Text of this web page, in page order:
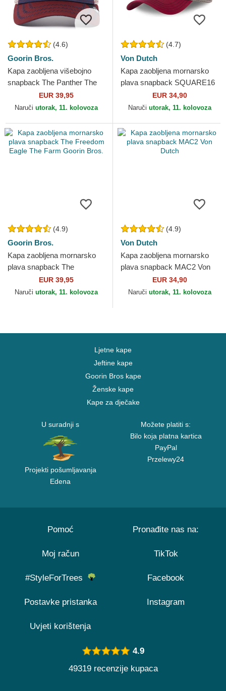
(4.6)
Goorin Bros.
Kapa zaobljena višebojno
snapback The Panther The
Farm Goorin Bros.
EUR 39,95
Naruči utorak, 11. kolovoza
(4.7)
Von Dutch
Kapa zaobljena mornarsko
plava snapback SQUARE16
Von DutchEUR 34,90
Naruči utorak, 11. kolovoza
(4.9)
Goorin Bros.
Kapa zaobljena mornarsko
plava snapback The
Freedom Eagle The Farm
Goorin Bros.
EUR 39,95
Naruči utorak, 11. kolovoza
(4.9)
Von Dutch
Kapa zaobljena mornarsko
plava snapback MAC2 Von
EUR 34,90
Naruči utorak, 11. kolovoza
Ljetne kape
Jeftine kape
Goorin Bros kape
Ženske kape
Kape za dječake
U suradnji s
Projekti pošumljavanja
Edena
Možete platiti s:
Bilo koja platna kartica
PayPal
Przelewy24
Pomoć
Moj račun
#StyleForTrees
Postavke pristanka
Uvjeti korištenja
Pronađite nas na:
TikTok
Facebook
Instagram
4.9
49319 recenzije kupaca